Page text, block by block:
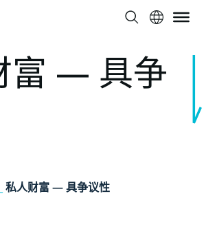
富 — 具争
私人财富 — 具争议性